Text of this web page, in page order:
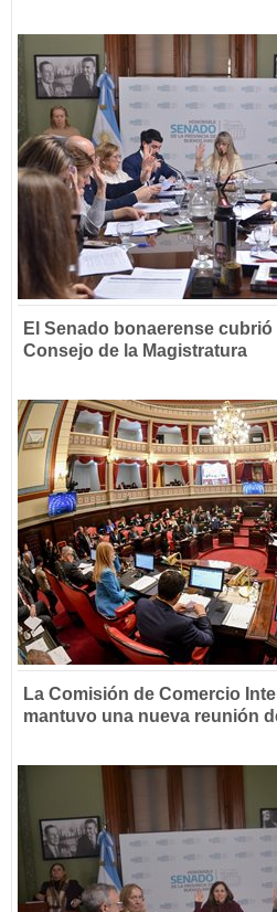
El Senado bonaerense cubrió
Consejo de la Magistratura
La Comisión de Comercio
mantuvo una nueva reunión